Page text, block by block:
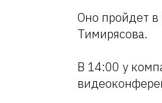
Оно пройдет
Тимирясова.
В 14:00 у